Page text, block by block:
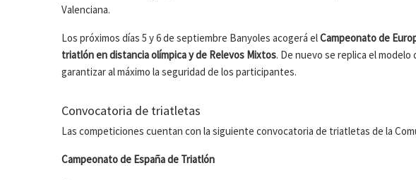
Valenciana.
Los próximos días 5 y 6 de septiembre Banyoles acogerá elCampeonato de
triatlón en distancia olímpica y de Relevos Mixtos. De nuevo se replica el
garantizar al máximo la seguridad de los participantes.
Convocatoria de triatletas
Las competiciones cuentan con la siguiente convocatoria de triatletas de la
Campeonato de España de Triatlón